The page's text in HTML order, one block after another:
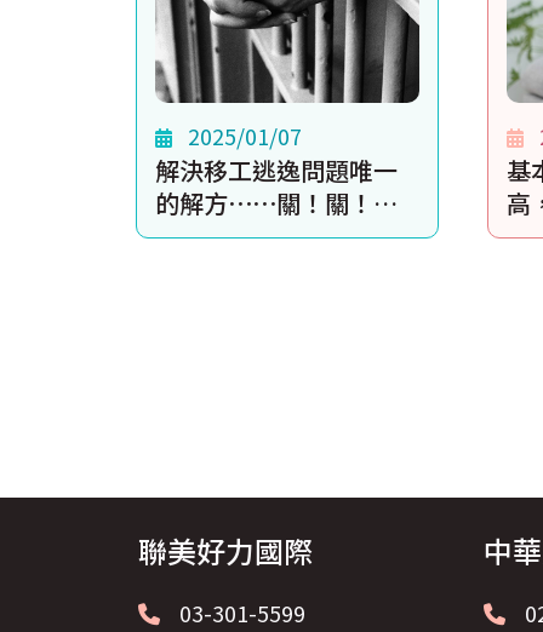
2025/01/07
解決移工逃逸問題唯一
的解方⋯⋯關！關！
關！
基
高
反
聯美好力國際
03-301-5599
中